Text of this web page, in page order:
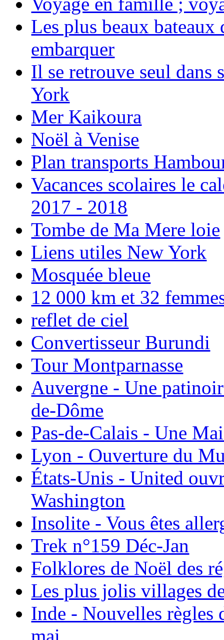
Les plus beaux bateaux
embarquer
Il se retrouve seul dans
York
Mer Kaikoura
Noël à Venise
Plan transports
Vacances scolaires le
2017 - 2018
Tombe de Ma Mere loie
Liens utiles New York
Mosquée bleue
12 000 km et 32
reflet de ciel
Convertisseur Burundi
Tour Montparnasse
Auvergne - Une
de-Dôme
Pas-de-Calais - Une
Lyon - Ouverture du
États-Unis - United
Washington
Insolite - Vous êtes
Trek n°159 Déc-Jan
Folklores de Noël des
Les plus jolis villages
Inde - Nouvelles règles
mai